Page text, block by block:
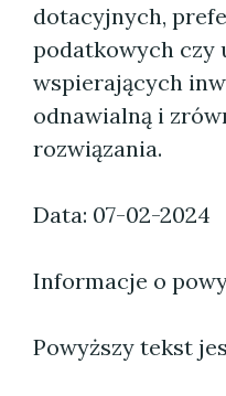
dotacyjnych,
podatkowych czy
wspierających
odnawialną i
rozwiązania.
Data: 07-02-2024
Informacje o
Powyższy tekst